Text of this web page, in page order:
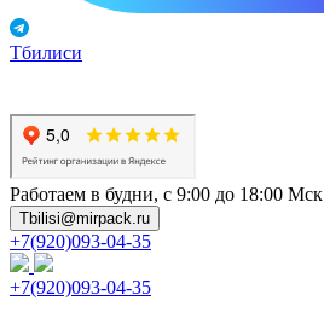
Тбилиси
Работаем в будни, с 9:00 до 18:00 Мск
Tbilisi@mirpack.ru
+7(920)093-04-35
+7(920)093-04-35